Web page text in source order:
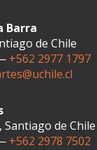
Barra
de Chile
+562 2977 1797
Santiago de Chile
+562 2978 7502